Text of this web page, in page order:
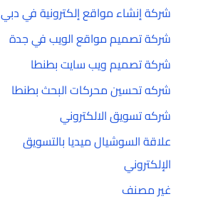
شركة إنشاء مواقع إلكترونية في دبي
شركة تصميم مواقع الويب في جدة
شركة تصميم ويب سايت بطنطا
شركه تحسين محركات البحث بطنطا
شركه تسويق الالكتروني
علاقة السوشيال ميديا بالتسويق
الإلكتروني
غير مصنف